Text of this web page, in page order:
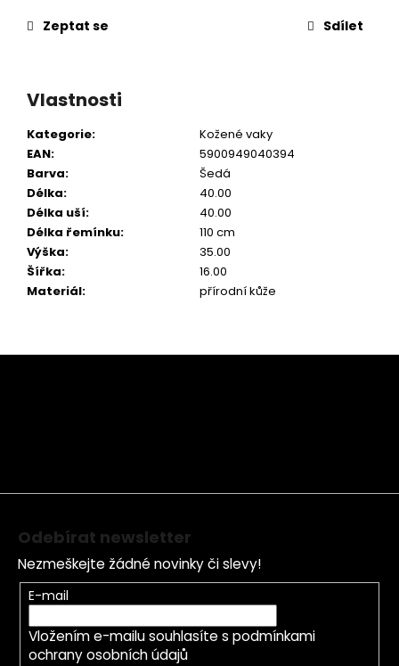
Zeptat se
Sdílet
Vlastnosti
Kategorie:
Kožené vaky
EAN:
5900949040394
Barva:
Šedá
Délka:
40.00
Délka uší:
40.00
Délka řemínku:
110 cm
Výška:
35.00
Šířka:
16.00
Materiál: přírodní kůže
Z
Odebírat newsletter
Nezmeškejte žádné novinky či slevy!
E-mail
Vložením e-mailu souhlasíte s podmínkami
ochrany osobních údajů